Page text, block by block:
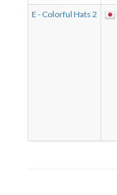
E - Colorful Hats 2